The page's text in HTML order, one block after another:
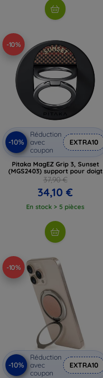
-10%
-10%
Réduction
avec
coupon
EXTRA10
Pitaka MagEZ Grip 3, Sunset
(MGS2403) support pour doigt
37,90 €
34,10 €
En stock > 5 pièces
-10%
-10%
Réduction
avec
coupon
EXTRA10